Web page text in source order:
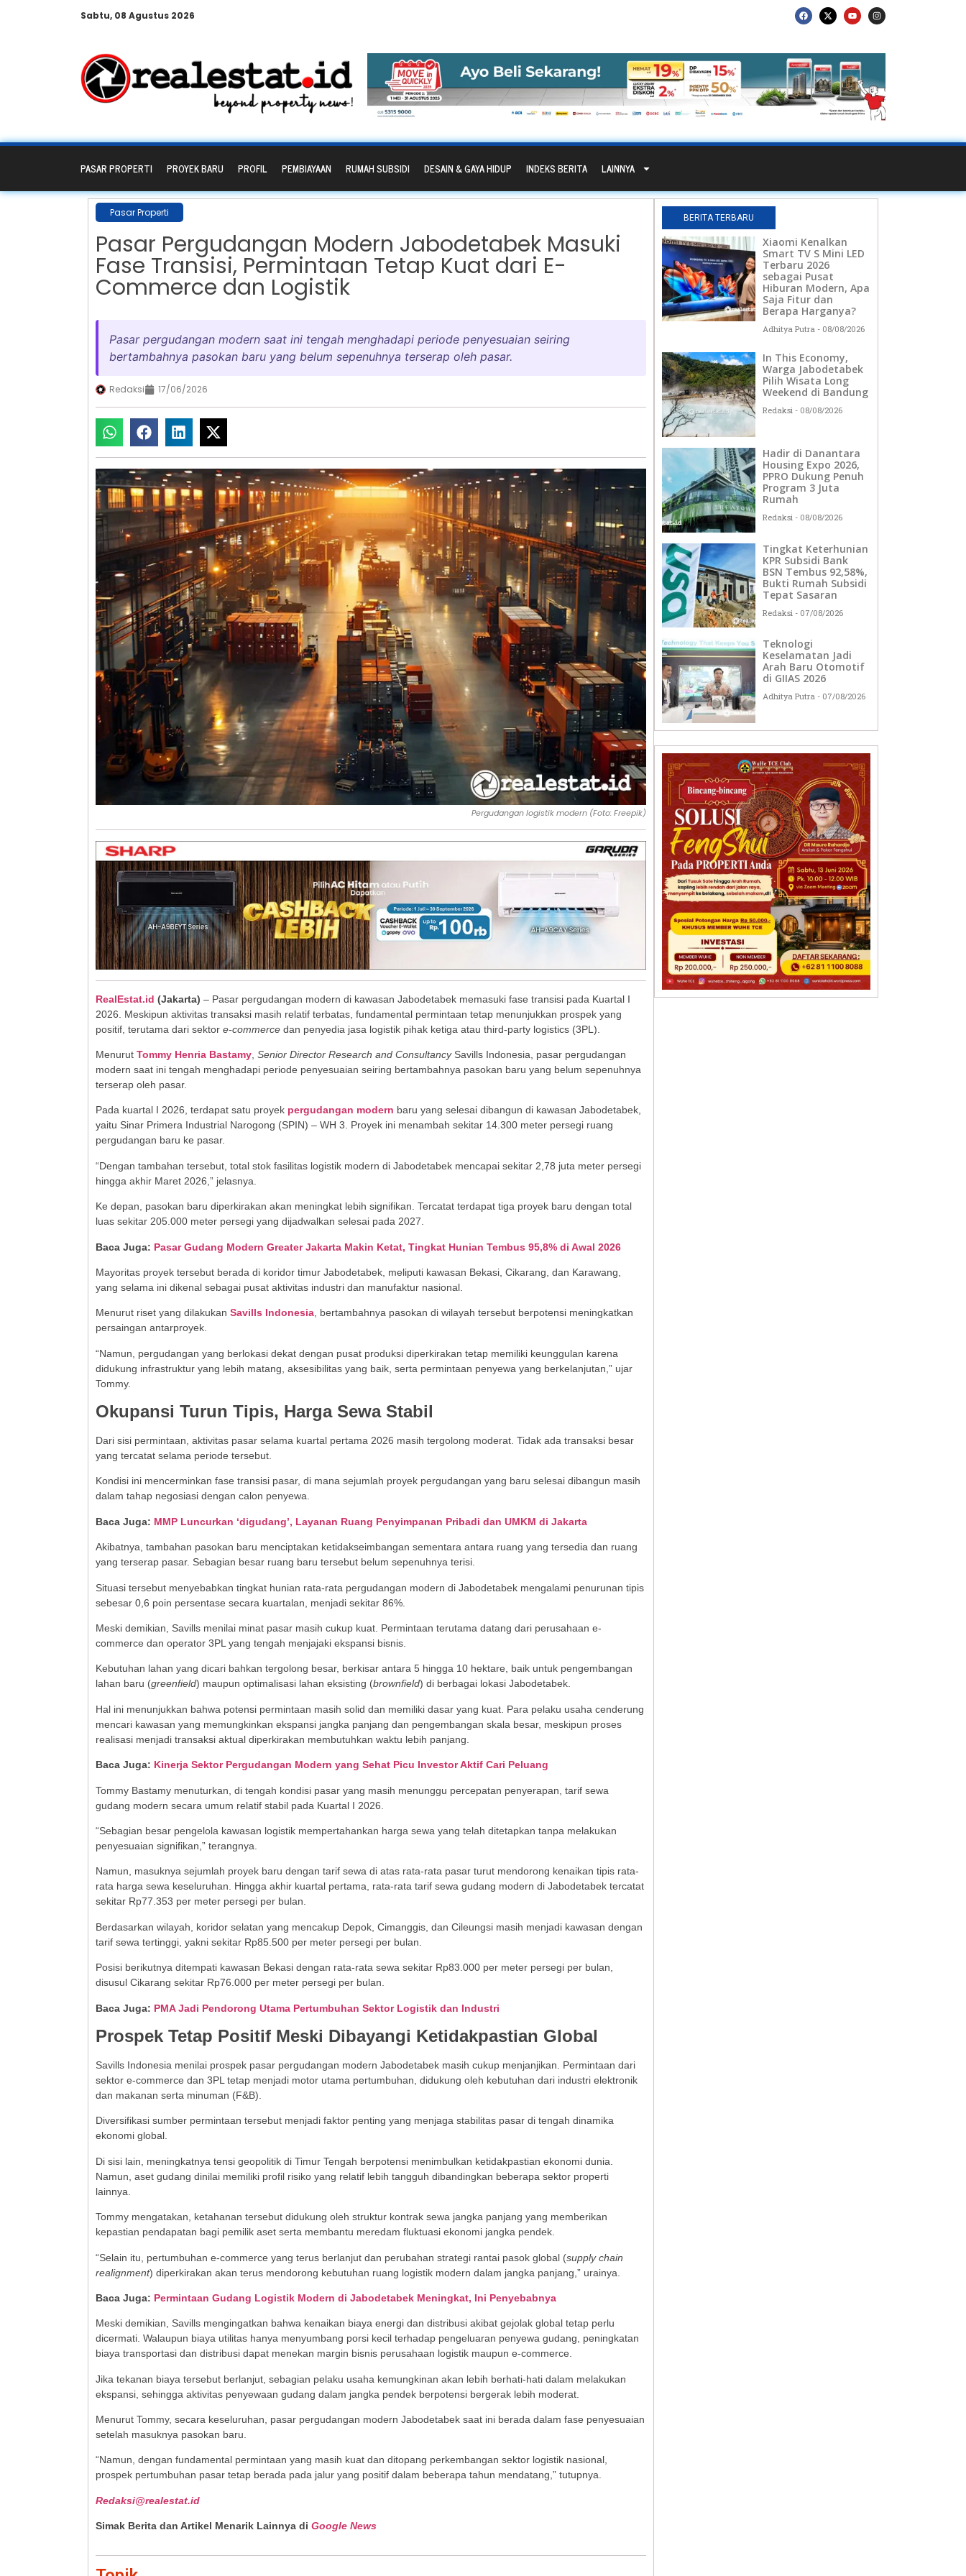
Sabtu, 08 Agustus 2026
PASAR PROPERTI PROYEK BARU PROFIL PEMBIAYAAN RUMAH SUBSIDI DESAIN & GAYA HIDUP INDEKS BERITA LAINNYA
Pasar Properti
Pasar Pergudangan Modern Jabodetabek Masuki
Fase Transisi, Permintaan Tetap Kuat dari E-
Commerce dan Logistik
Pasar pergudangan modern saat ini tengah menghadapi periode penyesuaian seiring
bertambahnya pasokan baru yang belum sepenuhnya terserap oleh pasar.
Redaksi 17/06/2026
Pergudangan logistik modern (Foto: Freepik)
RealEstat.id (Jakarta) – Pasar pergudangan modern di kawasan Jabodetabek memasuki fase transisi pada Kuartal I
2026. Meskipun aktivitas transaksi masih relatif terbatas, fundamental permintaan tetap menunjukkan prospek yang
positif, terutama dari sektor e-commerce dan penyedia jasa logistik pihak ketiga atau third-party logistics (3PL).
Menurut Tommy Henria Bastamy Senior Director Research and ConsultancySavills Indonesia, pasar pergudangan
modern saat ini tengah menghadapi periode penyesuaian seiring bertambahnya pasokan baru yang belum sepenuhnya
terserap oleh pasar.
Pada kuartal I 2026, terdapat satu proyek pergudangan modern baru yang selesai dibangun di kawasan Jabodetabek,
yaitu Sinar Primera Industrial Narogong (SPIN) – WH 3. Proyek ini menambah sekitar 14.300 meter persegi ruang
pergudangan baru ke pasar.
“Dengan tambahan tersebut, total stok fasilitas logistik modern di Jabodetabek mencapai sekitar 2,78 juta meter persegi
hingga akhir Maret 2026,” jelasnya.
Ke depan, pasokan baru diperkirakan akan meningkat lebih signifikan. Tercatat terdapat tiga proyek baru dengan total
luas sekitar 205.000 meter persegi yang dijadwalkan selesai pada 2027.
Baca Juga: Pasar Gudang Modern Greater Jakarta Makin Ketat, Tingkat Hunian Tembus 95,8% di Awal 2026
Mayoritas proyek tersebut berada di koridor timur Jabodetabek, meliputi kawasan Bekasi, Cikarang, dan Karawang,
yang selama ini dikenal sebagai pusat aktivitas industri dan manufaktur nasional.
Menurut riset yang dilakukan Savills Indonesia, bertambahnya pasokan di wilayah tersebut berpotensi meningkatkan
persaingan antarproyek.
“Namun, pergudangan yang berlokasi dekat dengan pusat produksi diperkirakan tetap memiliki keunggulan karena
didukung infrastruktur yang lebih matang, aksesibilitas yang baik, serta permintaan penyewa yang berkelanjutan,” ujar
Tommy.
Okupansi Turun Tipis, Harga Sewa Stabil
Dari sisi permintaan, aktivitas pasar selama kuartal pertama 2026 masih tergolong moderat. Tidak ada transaksi besar
yang tercatat selama periode tersebut.
Kondisi ini mencerminkan fase transisi pasar, di mana sejumlah proyek pergudangan yang baru selesai dibangun masih
dalam tahap negosiasi dengan calon penyewa.
Baca Juga: MMP Luncurkan ‘digudang’, Layanan Ruang Penyimpanan Pribadi dan UMKM di Jakarta
Akibatnya, tambahan pasokan baru menciptakan ketidakseimbangan sementara antara ruang yang tersedia dan ruang
yang terserap pasar. Sebagian besar ruang baru tersebut belum sepenuhnya terisi.
Situasi tersebut menyebabkan tingkat hunian rata-rata pergudangan modern di Jabodetabek mengalami penurunan tipis
sebesar 0,6 poin persentase secara kuartalan, menjadi sekitar 86%.
Meski demikian, Savills menilai minat pasar masih cukup kuat. Permintaan terutama datang dari perusahaan e-
commerce dan operator 3PL yang tengah menjajaki ekspansi bisnis.
Kebutuhan lahan yang dicari bahkan tergolong besar, berkisar antara 5 hingga 10 hektare, baik untuk pengembangan
lahan baru (greenfield) maupun optimalisasi lahan eksisting (brownfield) di berbagai lokasi Jabodetabek.
Hal ini menunjukkan bahwa potensi permintaan masih solid dan memiliki dasar yang kuat. Para pelaku usaha cenderung
mencari kawasan yang memungkinkan ekspansi jangka panjang dan pengembangan skala besar, meskipun proses
realisasi menjadi transaksi aktual diperkirakan membutuhkan waktu lebih panjang.
Baca Juga: Kinerja Sektor Pergudangan Modern yang Sehat Picu Investor Aktif Cari Peluang
Tommy Bastamy menuturkan, di tengah kondisi pasar yang masih menunggu percepatan penyerapan, tarif sewa
gudang modern secara umum relatif stabil pada Kuartal I 2026.
“Sebagian besar pengelola kawasan logistik mempertahankan harga sewa yang telah ditetapkan tanpa melakukan
penyesuaian signifikan,” terangnya.
Namun, masuknya sejumlah proyek baru dengan tarif sewa di atas rata-rata pasar turut mendorong kenaikan tipis rata-
rata harga sewa keseluruhan. Hingga akhir kuartal pertama, rata-rata tarif sewa gudang modern di Jabodetabek tercatat
sekitar Rp77.353 per meter persegi per bulan.
Berdasarkan wilayah, koridor selatan yang mencakup Depok, Cimanggis, dan Cileungsi masih menjadi kawasan dengan
tarif sewa tertinggi, yakni sekitar Rp85.500 per meter persegi per bulan.
Posisi berikutnya ditempati kawasan Bekasi dengan rata-rata sewa sekitar Rp83.000 per meter persegi per bulan,
disusul Cikarang sekitar Rp76.000 per meter persegi per bulan.
Baca Juga: PMA Jadi Pendorong Utama Pertumbuhan Sektor Logistik dan Industri
Prospek Tetap Positif Meski Dibayangi Ketidakpastian Global
Savills Indonesia menilai prospek pasar pergudangan modern Jabodetabek masih cukup menjanjikan. Permintaan dari
sektor e-commerce dan 3PL tetap menjadi motor utama pertumbuhan, didukung oleh kebutuhan dari industri elektronik
dan makanan serta minuman (F&B).
Diversifikasi sumber permintaan tersebut menjadi faktor penting yang menjaga stabilitas pasar di tengah dinamika
ekonomi global.
Di sisi lain, meningkatnya tensi geopolitik di Timur Tengah berpotensi menimbulkan ketidakpastian ekonomi dunia.
Namun, aset gudang dinilai memiliki profil risiko yang relatif lebih tangguh dibandingkan beberapa sektor properti
lainnya.
Tommy mengatakan, ketahanan tersebut didukung oleh struktur kontrak sewa jangka panjang yang memberikan
kepastian pendapatan bagi pemilik aset serta membantu meredam fluktuasi ekonomi jangka pendek.
“Selain itu, pertumbuhan e-commerce yang terus berlanjut dan perubahan strategi rantai pasok global (supply chain
realignment) diperkirakan akan terus mendorong kebutuhan ruang logistik modern dalam jangka panjang,” urainya.
Baca Juga: Permintaan Gudang Logistik Modern di Jabodetabek Meningkat, Ini Penyebabnya
Meski demikian, Savills mengingatkan bahwa kenaikan biaya energi dan distribusi akibat gejolak global tetap perlu
dicermati. Walaupun biaya utilitas hanya menyumbang porsi kecil terhadap pengeluaran penyewa gudang, peningkatan
biaya transportasi dan distribusi dapat menekan margin bisnis perusahaan logistik maupun e-commerce.
Jika tekanan biaya tersebut berlanjut, sebagian pelaku usaha kemungkinan akan lebih berhati-hati dalam melakukan
ekspansi, sehingga aktivitas penyewaan gudang dalam jangka pendek berpotensi bergerak lebih moderat.
Menurut Tommy, secara keseluruhan, pasar pergudangan modern Jabodetabek saat ini berada dalam fase penyesuaian
setelah masuknya pasokan baru.
“Namun, dengan fundamental permintaan yang masih kuat dan ditopang perkembangan sektor logistik nasional,
prospek pertumbuhan pasar tetap berada pada jalur yang positif dalam beberapa tahun mendatang,” tutupnya.
Redaksi@realestat.id
Simak Berita dan Artikel Menarik Lainnya di Google News
BERITA TERBARU
Xiaomi Kenalkan
Smart TV S Mini LED
Terbaru 2026
sebagai Pusat
Hiburan Modern, Apa
Saja Fitur dan
Berapa Harganya?
Adhitya Putra 08/08/2026
In This Economy,
Warga Jabodetabek
Pilih Wisata Long
Weekend di Bandung
Redaksi 08/08/2026
Hadir di Danantara
Housing Expo 2026,
PPRO Dukung Penuh
Program 3 Juta
Rumah
Redaksi 08/08/2026
Tingkat Keterhunian
KPR Subsidi Bank
BSN Tembus 92,58%,
Bukti Rumah Subsidi
Tepat Sasaran
Redaksi 07/08/2026
Teknologi
Keselamatan Jadi
Arah Baru Otomotif
di GIIAS 2026
Adhitya Putra 07/08/2026